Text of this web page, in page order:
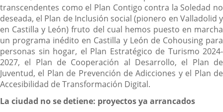
transcendentes como el Plan Contigo contra la Soledad no
deseada, el Plan de Inclusión social (pionero en Valladolid y
en Castilla y León) fruto del cual hemos puesto en marcha
un programa inédito en Castilla y León de Cohousing para
personas sin hogar, el Plan Estratégico de Turismo 2024-
2027, el Plan de Cooperación al Desarrollo, el Plan de
Juventud, el Plan de Prevención de Adicciones y el Plan de
Accesibilidad de Transformación Digital.
La ciudad no se detiene: proyectos ya arrancados